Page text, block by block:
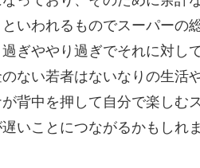
いわれるものでスーパーの
ぎややり過ぎでそれに対し
ない若者はないなりの生活
背中を押して自分で楽しむ
いことにつながるかもしれま